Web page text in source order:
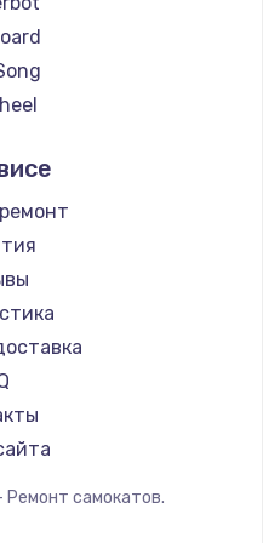
матрицы
моста
Ремонт самокатов.